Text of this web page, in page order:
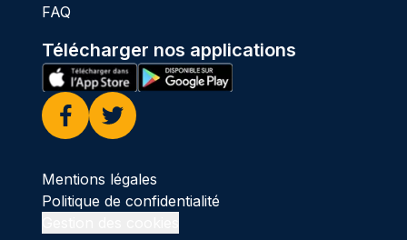
FAQ
Télécharger nos applications
Facebook
Twitter
Mentions légales
Politique de confidentialité